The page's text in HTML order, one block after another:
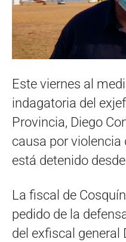
Este viernes al
indagatoria del
Provincia, Diego
causa por violencia
está detenido
La fiscal de
pedido de la
del exfiscal general